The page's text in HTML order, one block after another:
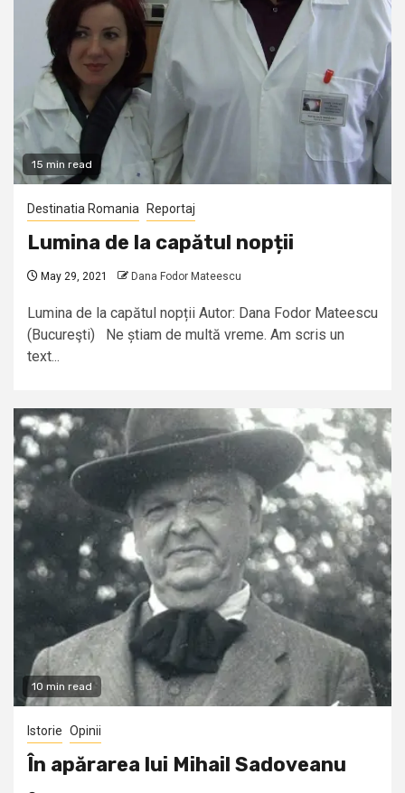
15 min read
Destinatia Romania Reportaj
Lumina de la capătul nopții
May 29, 2021 Dana Fodor Mateescu
Lumina de la capătul nopții Autor: Dana Fodor Mateescu
(Bucureşti) Ne știam de multă vreme. Am scris un
text...
10 min read
Istorie Opinii
În apărarea lui Mihail Sadoveanu